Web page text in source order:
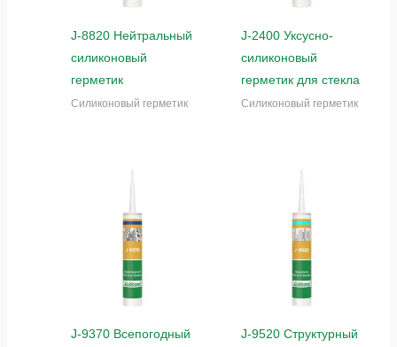
J-8820 Нейтральный
силиконовый
герметик
Силиконовый герметик
J-2400 Уксусно-
силиконовый
герметик для стекла
Силиконовый герметик
J-9370 Всепогодный
J-9520 Структурный